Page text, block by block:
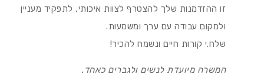
זו ההזדמנות שלך להצטרף לצוות איכותי, לתפקיד מעניין
ולמקום עבודה עם ערך ומשמעות.
שלח.י קורות חיים ונשמח להכיר!
המשרה מיועדת לנשים ולגברים כאחד.